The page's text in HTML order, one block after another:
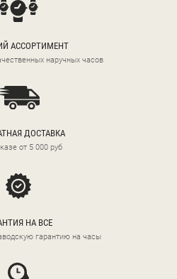
АССОРТИМЕНТ
наручных часов
ДОСТАВКА
от 5 000 руб
НА ВСЕ
гарантию на часы